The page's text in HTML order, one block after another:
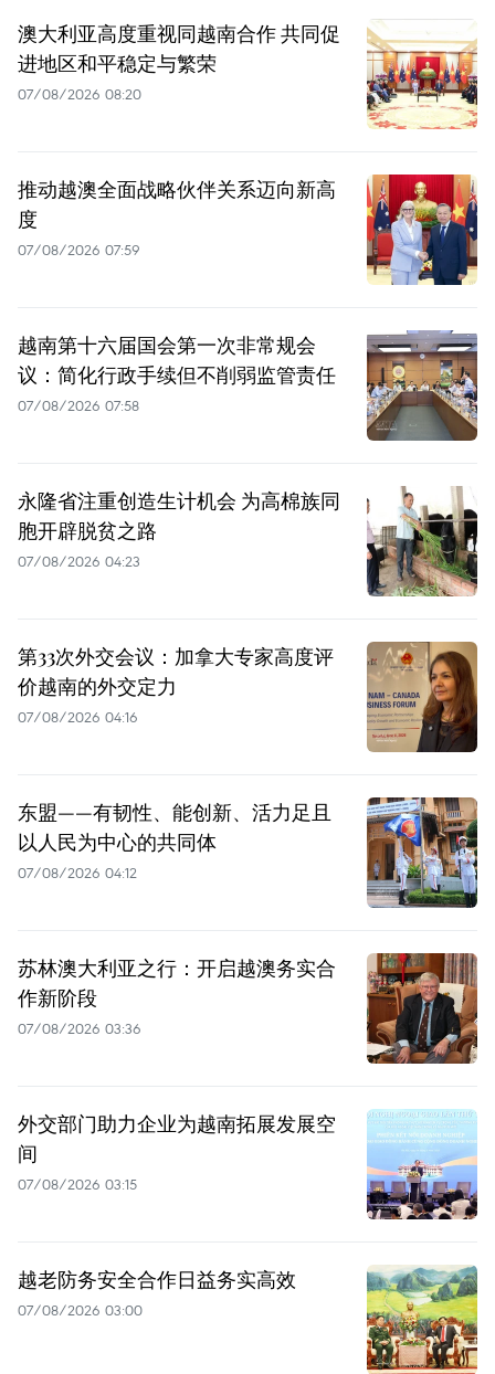
澳大利亚高度重视同越南合作 共同促
进地区和平稳定与繁荣
07/08/2026 08:20
推动越澳全面战略伙伴关系迈向新高
度
07/08/2026 07:59
越南第十六届国会第一次非常规会
议：简化行政手续但不削弱监管责任
07/08/2026 07:58
永隆省注重创造生计机会 为高棉族同
胞开辟脱贫之路
07/08/2026 04:23
第33次外交会议：加拿大专家高度评
价越南的外交定力
07/08/2026 04:16
东盟——有韧性、能创新、活力足且
以人民为中心的共同体
07/08/2026 04:12
苏林澳大利亚之行：开启越澳务实合
作新阶段
07/08/2026 03:36
外交部门助力企业为越南拓展发展空
间
07/08/2026 03:15
越老防务安全合作日益务实高效
07/08/2026 03:00